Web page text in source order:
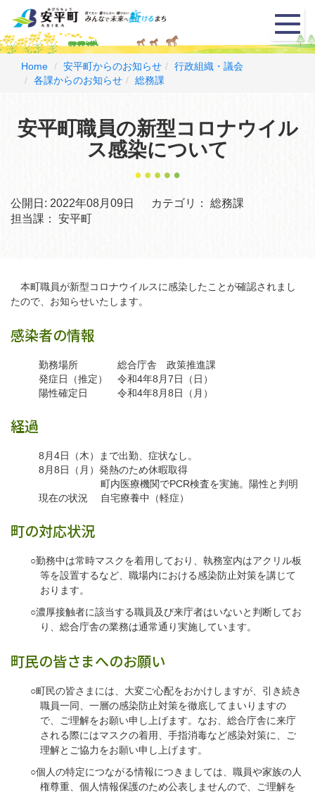
メ
ニ
ュ
Home 安平町からのお知らせ
行政組織・議会
各課からのお知らせ
総務課
安平町職員の新型コロナウイル
ス感染について
公開日: 2022年08月09日 カテゴリ：
総務課
担当課：
安平町
本町職員が新型コロナウイルスに感染したことが確認されまし
たので、お知らせいたします。
感染者の情報
勤務場所 総合庁舎 政策推進課
発症日（推定） 令和4年8月7日（日）
陽性確定日 令和4年8月8日（月）
経過
8月4日（木）まで出勤、症状なし。
8月8日（月）発熱のため休暇取得
町内医療機関でPCR検査を実施。陽性と判明
現在の状況 自宅療養中（軽症）
町の対応状況
○勤務中は常時マスクを着用しており、執務室内はアクリル板
等を設置するなど、職場内における感染防止対策を講じて
おります。
○濃厚接触者に該当する職員及び来庁者はいないと判断してお
り、総合庁舎の業務は通常通り実施しています。
町民の皆さまへのお願い
○町民の皆さまには、大変ご心配をおかけしますが、引き続き
職員一同、一層の感染防止対策を徹底してまいりますの
で、ご理解をお願い申し上げます。なお、総合庁舎に来庁
される際にはマスクの着用、手指消毒など感染対策に、ご
理解とご協力をお願い申し上げます。
○個人の特定につながる情報につきましては、職員や家族の人
権尊重、個人情報保護のため公表しませんので、ご理解を